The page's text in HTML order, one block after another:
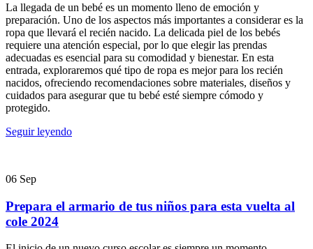
La llegada de un bebé es un momento lleno de emoción y
preparación. Uno de los aspectos más importantes a considerar es la
ropa que llevará el recién nacido. La delicada piel de los bebés
requiere una atención especial, por lo que elegir las prendas
adecuadas es esencial para su comodidad y bienestar. En esta
entrada, exploraremos qué tipo de ropa es mejor para los recién
nacidos, ofreciendo recomendaciones sobre materiales, diseños y
cuidados para asegurar que tu bebé esté siempre cómodo y
protegido.
Seguir leyendo
06 Sep
Prepara el armario de tus niños para esta vuelta al
cole 2024